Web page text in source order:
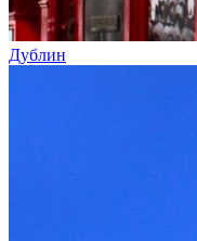
Дублин